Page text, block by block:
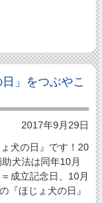
」をつぶやこ
2017年9月29日
犬の日』です！20
犬法は同年10月
成立記念日、10月
『ほじょ犬の日』